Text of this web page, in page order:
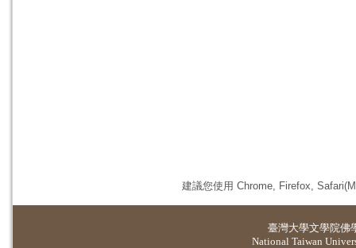
建議您使用 Chrome, Firefox,
臺灣大學文學院佛
National Taiwan